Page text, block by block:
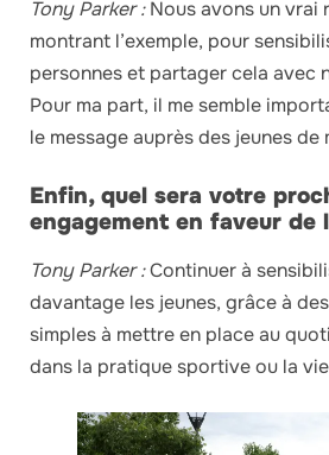
Tony Parker :Nous avons un vrai
montrant l’exemple, pour
personnes et partager cela avec
Pour ma part, il me semble
le message auprès des jeunes de
Enfin, quel sera votre
engagement en faveur de
Tony Parker :Continuer à
davantage les jeunes, grâce à
simples à mettre en place au
dans la pratique sportive ou la